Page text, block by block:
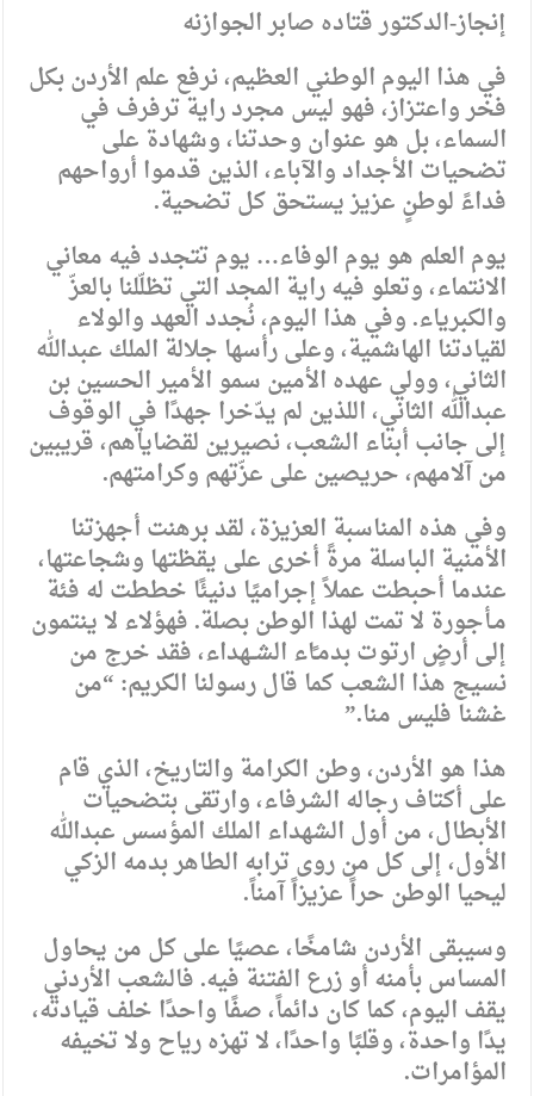
القاضي يلتقي رؤساء تحرير الصحف اليومية ويؤكد حرص مجلس
النواب على شراكة فاعلة مع الإعلام
دعوة المكلفين بخدمة العلم (الدفعة الثالثة) إلى مراجعة منصة خدمة
العلم
الملك يلتقي مجموعة من رفاق السلاح
الملك يتلقى اتصالا هاتفيا من العاهل البحريني
القاضي محمود أحمد فريحات.. مبارك ومزيدا من التوفيق
إنجاز-الدكتور قتاده صابر الجوازنه
في هذا اليوم الوطني العظيم، نرفع علم الأردن بكل
فخر واعتزاز، فهو ليس مجرد راية ترفرف في
السماء، بل هو عنوان وحدتنا، وشهادة على
تضحيات الأجداد والآباء، الذين قدموا أرواحهم
فداءً لوطنٍ عزيز يستحق كل تضحية.
يوم العلم هو يوم الوفاء… يوم تتجدد فيه معاني
الانتماء، وتعلو فيه راية المجد التي تظلّلنا بالعزّ
والكبرياء. وفي هذا اليوم، نُجدد العهد والولاء
لقيادتنا الهاشمية، وعلى رأسها جلالة الملك عبدالله
الثاني، وولي عهده الأمين سمو الأمير الحسين بن
عبدالله الثاني، اللذين لم يدّخرا جهدًا في الوقوف
إلى جانب أبناء الشعب، نصيرين لقضاياهم، قريبين
من آلامهم، حريصين على عزّتهم وكرامتهم.
وفي هذه المناسبة العزيزة، لقد برهنت أجهزتنا
الأمنية الباسلة مرةً أخرى على يقظتها وشجاعتها،
عندما أحبطت عملاً إجراميًا دنيئًا خططت له فئة
مـأجورة لا تمت لهذا الوطن بصلة. فهؤلاء لا ينتمون
إلى أرضٍ ارتوت بدمـًاء الشــهداء، فقد خرج من
نسيج هذا الشعب كما قال رسولنا الكريم: “من
غشنا فليس منا.”
هذا هو الأردن، وطن الكرامة والتاريخ، الذي قام
على أكتاف رجاله الشرفاء، وارتقى بتضحيات
الأبطال، من أول الشهداء الملك المؤسس عبدالله
الأول، إلى كل من روى ترابه الطاهر بدمه الزكي
ليحيا الوطن حراً عزيزاً آمناً.
وسيبقى الأردن شامخًا، عصيًا على كل من يحاول
المساس بأمنه أو زرع الفتنة فيه. فالشعب الأردني
يقف اليوم، كما كان دائماً، صفًا واحدًا خلف قيادته،
يدًا واحدة، وقلبًا واحدًا، لا تهزه رياح ولا تخيفه
المؤامرات.